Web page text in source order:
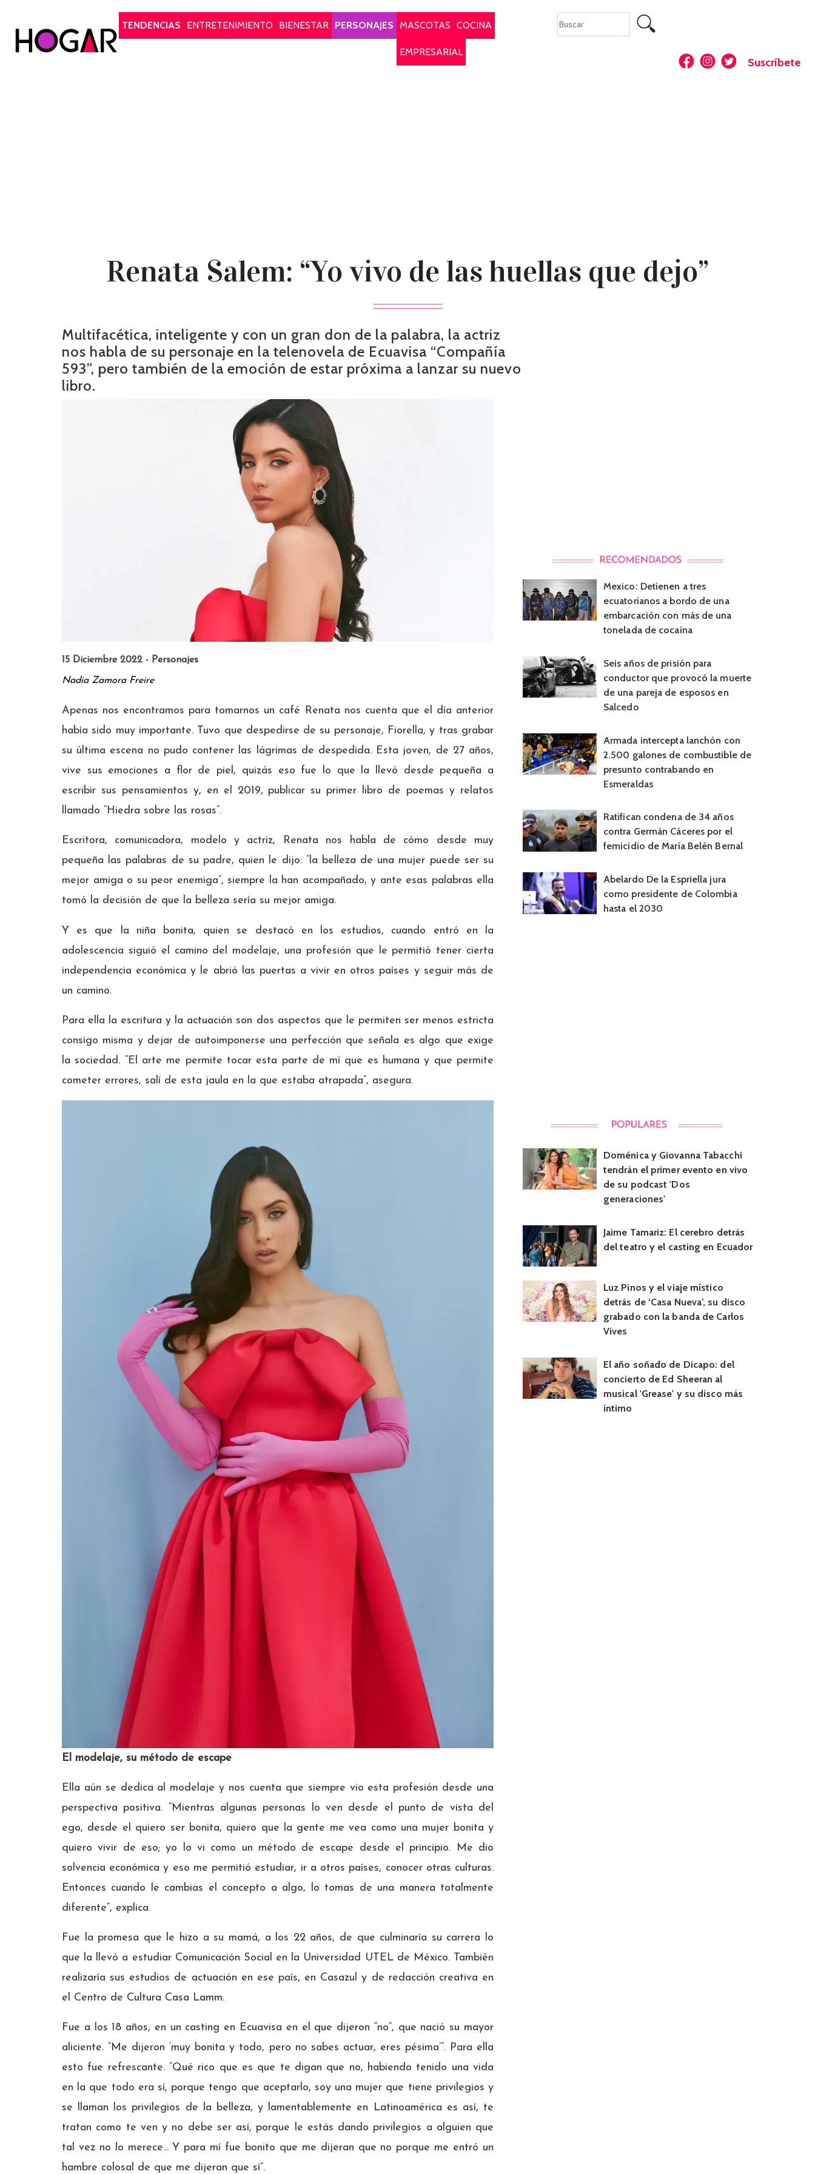
TENDENCIAS
ENTRETENIMIENTO BIENESTAR PERSONAJES MASCOTAS COCINA
EMPRESARIAL
Suscríbete
Renata Salem: “Yo vivo de las huellas que dejo”
Multifacética, inteligente y con un gran don de la palabra, la actriz
nos habla de su personaje en la telenovela de Ecuavisa “Compañía
593”, pero también de la emoción de estar próxima a lanzar su nuevo
libro.
15 Diciembre 2022 - Personajes
Nadia Zamora Freire
Apenas nos encontramos para tomarnos un café Renata nos cuenta que el día anterior
había sido muy importante. Tuvo que despedirse de su personaje, Fiorella, y tras grabar
su última escena no pudo contener las lágrimas de despedida. Esta joven, de 27 años,
vive sus emociones a flor de piel, quizás eso fue lo que la llevó desde pequeña a
escribir sus pensamientos y, en el 2019, publicar su primer libro de poemas y relatos
llamado “Hiedra sobre las rosas”.
Escritora, comunicadora, modelo y actriz, Renata nos habla de cómo desde muy
pequeña las palabras de su padre, quien le dijo: “la belleza de una mujer puede ser su
mejor amiga o su peor enemiga”, siempre la han acompañado, y ante esas palabras ella
tomó la decisión de que la belleza sería su mejor amiga.
Y es que la niña bonita, quien se destacó en los estudios, cuando entró en la
adolescencia siguió el camino del modelaje, una profesión que le permitió tener cierta
independencia económica y le abrió las puertas a vivir en otros países y seguir más de
un camino.
Para ella la escritura y la actuación son dos aspectos que le permiten ser menos estricta
consigo misma y dejar de autoimponerse una perfección que señala es algo que exige
la sociedad. “El arte me permite tocar esta parte de mí que es humana y que permite
cometer errores, salí de esta jaula en la que estaba atrapada”, asegura.
El modelaje, su método de escape
Ella aún se dedica al modelaje y nos cuenta que siempre vio esta profesión desde una
perspectiva positiva. “Mientras algunas personas lo ven desde el punto de vista del
ego, desde el quiero ser bonita, quiero que la gente me vea como una mujer bonita y
quiero vivir de eso; yo lo vi como un método de escape desde el principio. Me dio
solvencia económica y eso me permitió estudiar, ir a otros países, conocer otras culturas.
Entonces cuando le cambias el concepto a algo, lo tomas de una manera totalmente
diferente”, explica.
Fue la promesa que le hizo a su mamá, a los 22 años, de que culminaría su carrera lo
que la llevó a estudiar Comunicación Social en la Universidad UTEL de México. También
realizaría sus estudios de actuación en ese país, en Casazul y de redacción creativa en
el Centro de Cultura Casa Lamm.
Fue a los 18 años, en un casting en Ecuavisa en el que dijeron “no”, que nació su mayor
aliciente. “Me dijeron ‘muy bonita y todo, pero no sabes actuar, eres pésima’”. Para ella
esto fue refrescante. “Qué rico que es que te digan que no, habiendo tenido una vida
en la que todo era sí, porque tengo que aceptarlo, soy una mujer que tiene privilegios y
se llaman los privilegios de la belleza, y lamentablemente en Latinoamérica es así, te
tratan como te ven y no debe ser así, porque le estás dando privilegios a alguien que
tal vez no lo merece... Y para mí fue bonito que me dijeran que no porque me entró un
hambre colosal de que me dijeran que sí”.
Mexico: Detienen a tres
ecuatorianos a bordo de una
embarcación con más de una
tonelada de cocaína
Seis años de prisión para
conductor que provocó la muerte
de una pareja de esposos en
Salcedo
Armada intercepta lanchón con
2.500 galones de combustible de
presunto contrabando en
Esmeraldas
Ratifican condena de 34 años
contra Germán Cáceres por el
femicidio de María Belén Bernal
Abelardo De la Espriella jura
como presidente de Colombia
hasta el 2030
Doménica y Giovanna Tabacchi
tendrán el primer evento en vivo
de su podcast 'Dos
generaciones'
Jaime Tamariz: El cerebro detrás
del teatro y el casting en Ecuador
Luz Pinos y el viaje místico
detrás de ‘Casa Nueva’, su disco
grabado con la banda de Carlos
Vives
El año soñado de Dicapo: del
concierto de Ed Sheeran al
musical 'Grease' y su disco más
íntimo